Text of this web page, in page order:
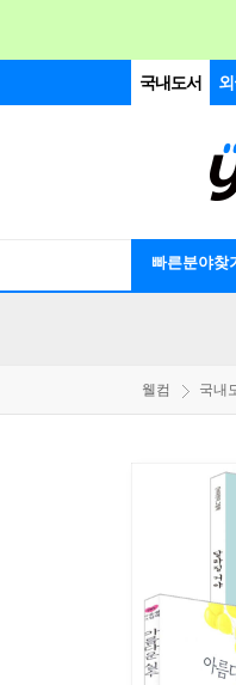
국내도서
빠른분야찾
웰컴 국내